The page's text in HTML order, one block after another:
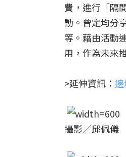
費，進行「隔
動。曾定均分
等。藉由活動
用，作為未來
>延伸資訊：
攝影／邱佩儀